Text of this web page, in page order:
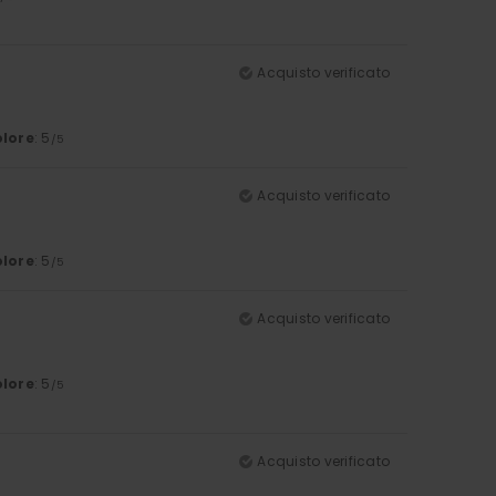
Acquisto verificato
: 5 /5
Acquisto verificato
: 5 /5
Acquisto verificato
: 5 /5
Acquisto verificato